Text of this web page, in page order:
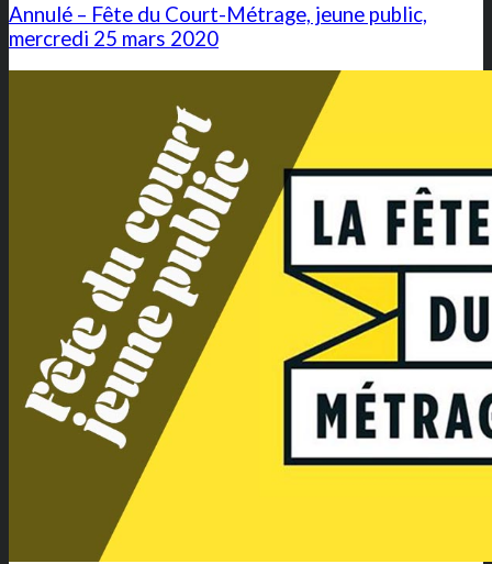
Annulé – Fête du Court-Métrage, jeune public,
mercredi 25 mars 2020